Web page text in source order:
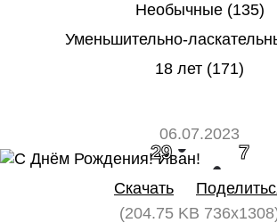
Необычные (135)
Уменьшительно-
18 лет (171)
06.07.2023
29 7
Скачать
(204.75 KB